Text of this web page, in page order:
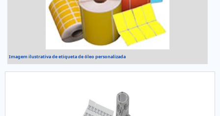
Imagem ilustrativa de etiqueta de óleo personalizada